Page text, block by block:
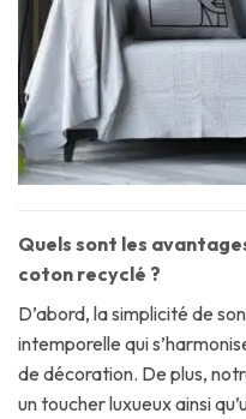
Quels sont les
coton recyclé ?
D’abord, la simplicité de
intemporelle qui
de décoration. De plus,
un toucher luxueux ainsi